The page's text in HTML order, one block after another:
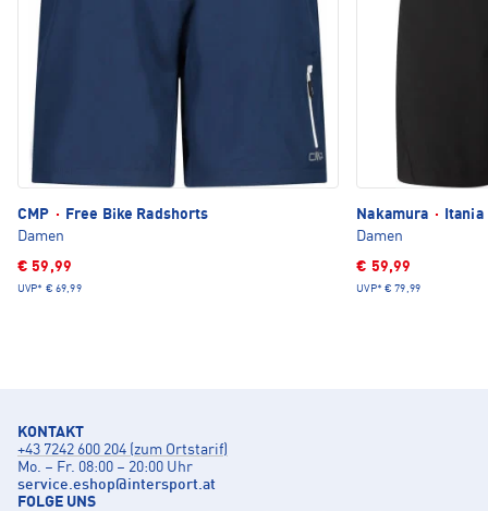
CMP ·
Free Bike Radshorts
Damen
€ 59,99
UVP* € 69,99
Nakamura ·
Damen
€ 59,99
UVP* € 79,99
KONTAKT
+43 7242 600 204 (zum Ortstarif)
Mo. – Fr. 08:00 – 20:00 Uhr
service.eshop@intersport.at
FOLGE UNS